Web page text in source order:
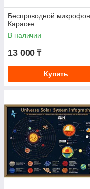
Беспроводной микрофон
Караоке
В наличии
13 000 ₸
Купить